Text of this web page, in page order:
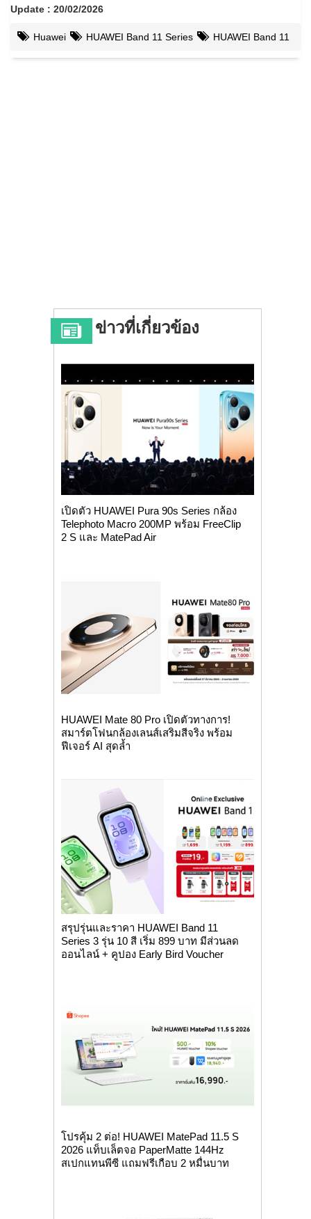
Update : 20/02/2026
Huawei HUAWEI Band 11 Series HUAWEI Band 11
ข่าวที่เกี่ยวข้อง
เปิดตัว HUAWEI Pura 90s Series กล้อง
Telephoto Macro 200MP พร้อม FreeClip
2 S และ MatePad Air
HUAWEI Mate 80 Pro เปิดตัวทางการ!
สมาร์ตโฟนกล้องเลนส์เสริมสีจริง พร้อม
ฟีเจอร์ AI สุดล้ำ
สรุปรุ่นและราคา HUAWEI Band 11
Series 3 รุ่น 10 สี เริ่ม 899 บาท มีส่วนลด
ออนไลน์ + คูปอง Early Bird Voucher
โปรคุ้ม 2 ต่อ! HUAWEI MatePad 11.5 S
2026 แท็บเล็ตจอ PaperMatte 144Hz
สเปกแทนพีซี แถมฟรีเกือบ 2 หมื่นบาท